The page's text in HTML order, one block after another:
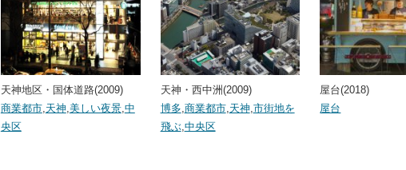
天神地区・国体道路(2009)
商業都市, 天神, 美しい夜景, 中
央区
天神・西中洲(2009)
博多 商業都市, 天神, 市街地を
飛ぶ, 中央区
屋台(2018)
屋台